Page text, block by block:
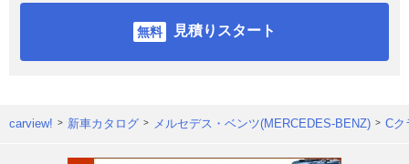
見積りスタート
carview! 新車カタログ メルセデス・ベンツ(MERCEDES-BENZ) Cク